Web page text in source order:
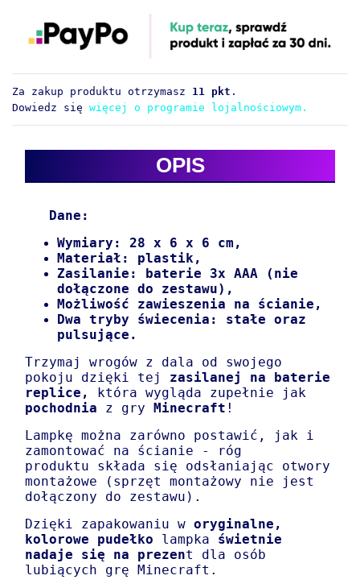
Za zakup produktu otrzymasz 11 pkt .
Dowiedz się więcej o programie lojalnościowym.
OPIS
Dane:
Wymiary: 28 x 6 x 6 cm,
Materiał: plastik,
Zasilanie: baterie 3x AAA (nie
dołączone do zestawu),
Możliwość zawieszenia na ścianie,
Dwa tryby świecenia: stałe oraz
pulsujące.
Trzymaj wrogów z dala od swojego
pokoju dzięki tej
zasilanej na baterie
replice,
która wygląda zupełnie jak
pochodnia z gry Minecraft !
Lampkę można zarówno postawić, jak i
zamontować na ścianie - róg
produktu składa się odsłaniając otwory
montażowe (sprzęt montażowy nie jest
dołączony do zestawu).
Dzięki zapakowaniu w oryginalne,
kolorowe pudełko lampka świetnie
nadaje się na prezent dla osób
lubiących grę Minecraft.